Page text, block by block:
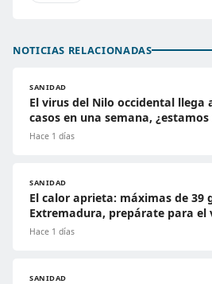
NOTICIAS RELACIONADAS
SANIDAD
El virus del Nilo occidental llega
casos en una semana,
Hace 1 días
SANIDAD
El calor aprieta: máximas de 39
Extremadura, prepárate para el
Hace 1 días
SANIDAD